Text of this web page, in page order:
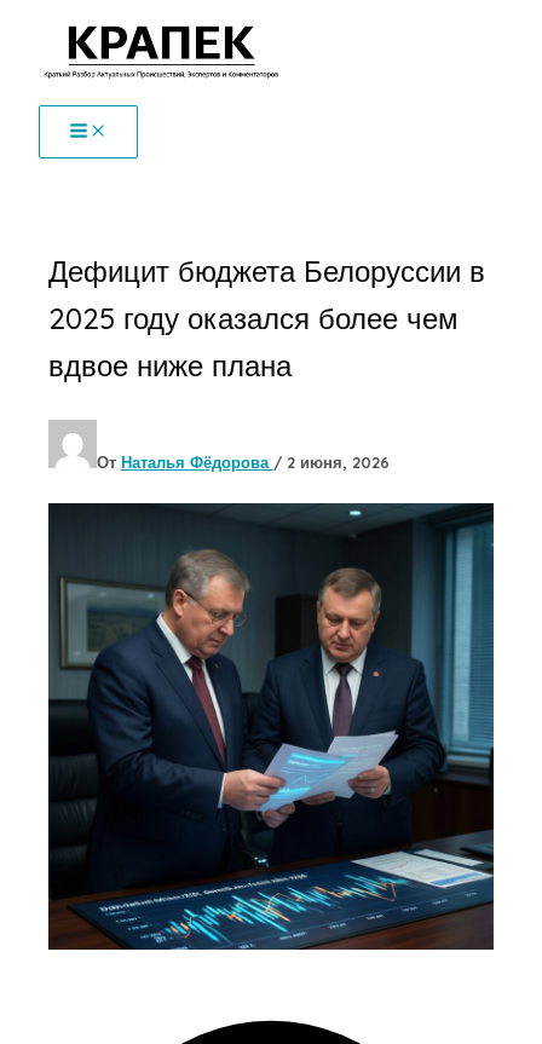
Перейти
содержимому
Дефицит бюджета Белоруссии в
2025 году оказался более чем
вдвое ниже плана
От Наталья Фёдорова / 2 июня, 2026